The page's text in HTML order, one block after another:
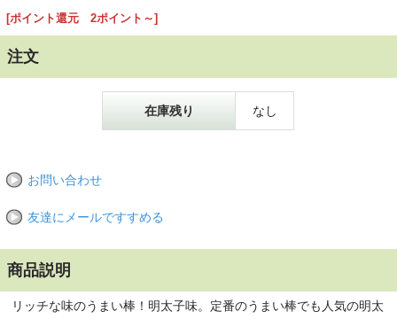
[ポイント還元 2ポイント～]
注文
在庫残り なし
お問い合わせ
友達にメールですすめる
商品説明
リッチな味のうまい棒！明太子味。定番のうまい棒でも人気の明太